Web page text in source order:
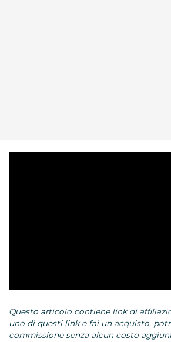
Questo articolo contiene link di
uno di questi link e fai un acquisto,
commissione senza alcun costo